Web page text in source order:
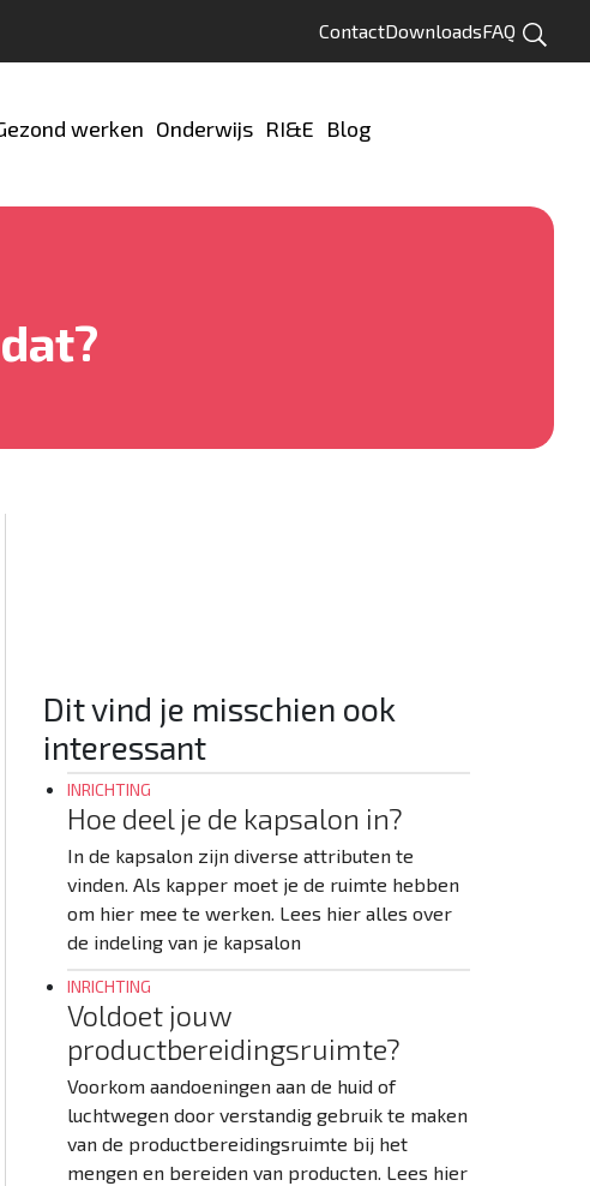
ContactDownloadsFAQ
Zoeken
werken Onderwijs RI&E Blog
Dit vind je misschien ook
interessant
INRICHTING
Hoe deel je de kapsalon in?
In de kapsalon zijn diverse attributen te
vinden. Als kapper moet je de ruimte hebben
om hier mee te werken. Lees hier alles over
de indeling van je kapsalon
INRICHTING
Voldoet jouw
productbereidingsruimte?
Voorkom aandoeningen aan de huid of
luchtwegen door verstandig gebruik te maken
van de productbereidingsruimte bij het
mengen en bereiden van producten. Lees hier